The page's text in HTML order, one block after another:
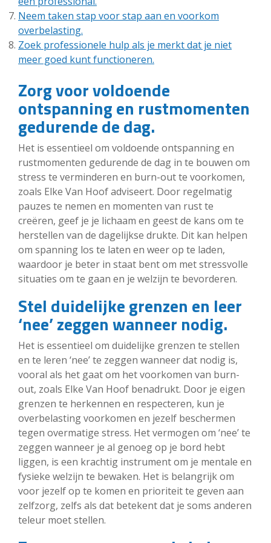
Neem taken stap voor stap aan en voorkom
overbelasting.
Zoek professionele hulp als je merkt dat je niet
meer goed kunt functioneren.
Zorg voor voldoende
ontspanning en rustmomenten
gedurende de dag.
Het is essentieel om voldoende ontspanning en
rustmomenten gedurende de dag in te bouwen om
stress te verminderen en burn-out te voorkomen,
zoals Elke Van Hoof adviseert. Door regelmatig
pauzes te nemen en momenten van rust te
creëren, geef je je lichaam en geest de kans om te
herstellen van de dagelijkse drukte. Dit kan helpen
om spanning los te laten en weer op te laden,
waardoor je beter in staat bent om met stressvolle
situaties om te gaan en je welzijn te bevorderen.
Stel duidelijke grenzen en leer
‘nee’ zeggen wanneer nodig.
Het is essentieel om duidelijke grenzen te stellen
en te leren ‘nee’ te zeggen wanneer dat nodig is,
vooral als het gaat om het voorkomen van burn-
out, zoals Elke Van Hoof benadrukt. Door je eigen
grenzen te herkennen en respecteren, kun je
overbelasting voorkomen en jezelf beschermen
tegen overmatige stress. Het vermogen om ‘nee’ te
zeggen wanneer je al genoeg op je bord hebt
liggen, is een krachtig instrument om je mentale en
fysieke welzijn te bewaken. Het is belangrijk om
voor jezelf op te komen en prioriteit te geven aan
zelfzorg, zelfs als dat betekent dat je soms anderen
teleur moet stellen.